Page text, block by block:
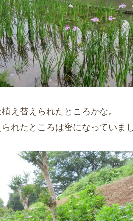
え替えられたところかな。
れたところは密になっていま